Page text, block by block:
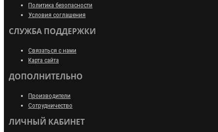
Политика безопасности
Условия соглашения
СЛУЖБА ПОДДЕРЖКИ
Связаться с нами
Карта сайта
ДОПОЛНИТЕЛЬНО
Производители
Сотрудничество
ЛИЧНЫЙ КАБИНЕТ